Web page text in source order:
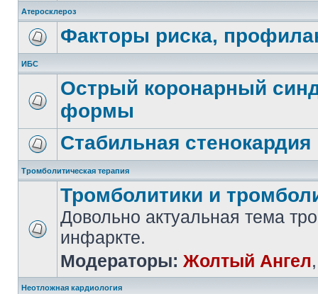
Атеросклероз
Факторы риска,
ИБС
Острый коронарный
формы
Стабильная стенокардия
Тромболитическая терапия
Тромболитики и
Довольно актуальная тема
инфаркте.
Модераторы: Жолтый Ангел
Неотложная кардиология